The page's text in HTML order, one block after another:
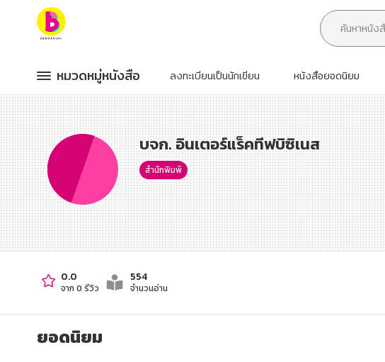
หมวดหมู่หนังสือ
หมวดหมู่ยอดนิยม
หนังสือออกใหม่
หนังสือยอดนิยม
หนังสือเช่า
อีบุ๊กอ่านฟรี
หนังสือเสียง
โปรโมชั่นลดราคา
หมวดหมู่หนังสือ
อาหาร สุขภาพ การแพทย์
หมวดหมู่หนังสือ
หมวดหมู่หนังสือ
หมวดหมู่ยอดนิยม
หนังสือออกใหม่
หนังสือยอดนิยม
หนังสือเช่า
อีบุ๊กอ่านฟรี
หนังสือเสียง
โปรโมชั่นลดราคา
หมวดหมู่หนังสือ
อาหาร สุขภาพ การแพทย์
ลงทะเบียนเป็นนักเขียน หนังสือยอดนิยม
บจก. อินเตอร์แร็คทีฟบิซิเนส
สำนักพิมพ์
0.0
จาก 0 รีวิว
554
จำนวนอ่าน
ยอดนิยม